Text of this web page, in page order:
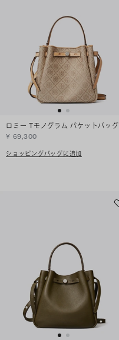
ロミー Tモノグラム バケットバッグ
¥ 69,300
ショッピングバッグに追加